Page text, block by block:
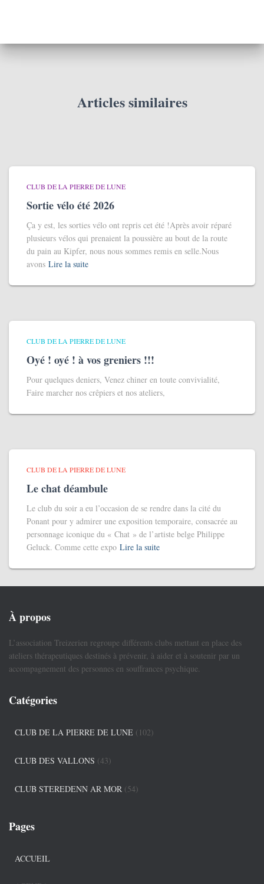
Articles similaires
CLUB DE LA PIERRE DE LUNE
Sortie vélo été 2026
Ça y est, les sorties vélo ont repris cet été !Après avoir réparé
plusieurs vélos qui prenaient la poussière au bout de la route
du pain au Kipfer, nous nous sommes remis en selle.Nous
avons Lire la suite
CLUB DE LA PIERRE DE LUNE
Oyé ! oyé ! à vos greniers !!!
Pour quelques deniers, Venez chiner en toute convivialité,
Faire marcher nos crêpiers et nos ateliers,
CLUB DE LA PIERRE DE LUNE
Le chat déambule
Le club du soir a eu l’occasion de se rendre dans la cité du
Ponant pour y admirer une exposition temporaire, consacrée au
personnage iconique du « Chat » de l’artiste belge Philippe
Geluck. Comme cette expo Lire la suite
À propos
L’association Treizerien regroupe différents clubs mettant en place des
ateliers thérapeutiques destinés à prévenir, à aider et à soutenir par un
accompagnement des personnes en souffrances psychique.
Catégories
CLUB DE LA PIERRE DE LUNE (102)
CLUB DES VALLONS (43)
CLUB STEREDENN AR MOR (54)
Pages
ACCUEIL